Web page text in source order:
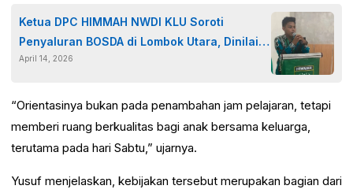
Ketua DPC HIMMAH NWDI KLU Soroti
Penyaluran BOSDA di Lombok Utara, Dinilai
Salah Sasaran
April 14, 2026
“Orientasinya bukan pada penambahan jam pelajaran, tetapi
memberi ruang berkualitas bagi anak bersama keluarga,
terutama pada hari Sabtu,” ujarnya.
Yusuf menjelaskan, kebijakan tersebut merupakan bagian dari